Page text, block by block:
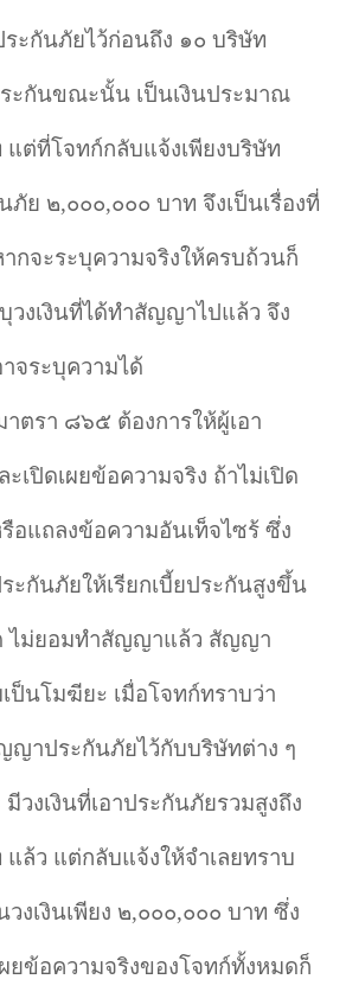
ะกันภัยไว้ก่อนถึง ๑๐ บริษัท
ระกันขณะนั้น เป็นเงินประมาณ
แต่ที่โจทก์กลับแจ้งเพียงบริษัท
ภัย ๒,๐๐๐,๐๐๐ บาท จึงเป็นเรื่องที่
กจะระบุความจริงให้ครบถ้วนก็
วงเงินที่ได้ทำสัญญาไปแล้ว จึง
จระบุความได้
ตรา ๘๖๕ ต้องการให้ผู้เอา
เปิดเผยข้อความจริง ถ้าไม่เปิด
อแถลงข้อความอันเท็จไซร้ ซึ่ง
ะกันภัยให้เรียกเบี้ยประกันสูงขึ้น
ไม่ยอมทำสัญญาแล้ว สัญญา
ป็นโมฆียะ เมื่อโจทก์ทราบว่า
ญาประกันภัยไว้กับบริษัทต่าง ๆ
วงเงินที่เอาประกันภัยรวมสูงถึง
แล้ว แต่กลับแจ้งให้จำเลยทราบ
งเงินเพียง ๒,๐๐๐,๐๐๐ บาท ซึ่ง
ยข้อความจริงของโจทก์ทั้งหมดก็